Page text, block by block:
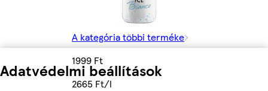
Adatvédelmi beállítások
A kategória többi terméke
1999 Ft
2665 Ft/l